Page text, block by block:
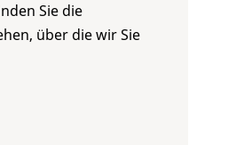
Sie die
über die wir Sie